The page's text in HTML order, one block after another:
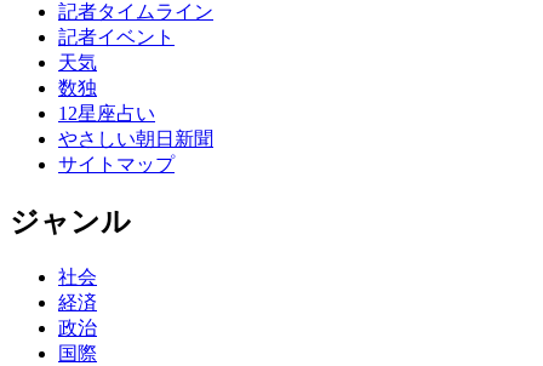
記者タイムライン
記者イベント
天気
数独
12星座占い
やさしい朝日新聞
サイトマップ
ジャンル
社会
経済
政治
国際